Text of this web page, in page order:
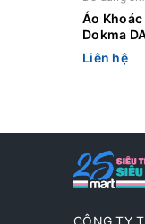
Áo
Dokma
Liên hệ
CÔNG TY